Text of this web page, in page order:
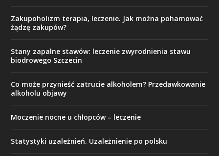
Zakupoholizm terapia, leczenie. Jak można pohamować
żądzę zakupów?
Stany zapalne stawów: leczenie zwyrodnienia stawu
biodrowego Szczecin
Co może przynieść zatrucie alkoholem? Przedawkowanie
alkoholu objawy
Moczenie nocne u chłopców – leczenie
Statystyki uzależnień. Uzależnienie po polsku